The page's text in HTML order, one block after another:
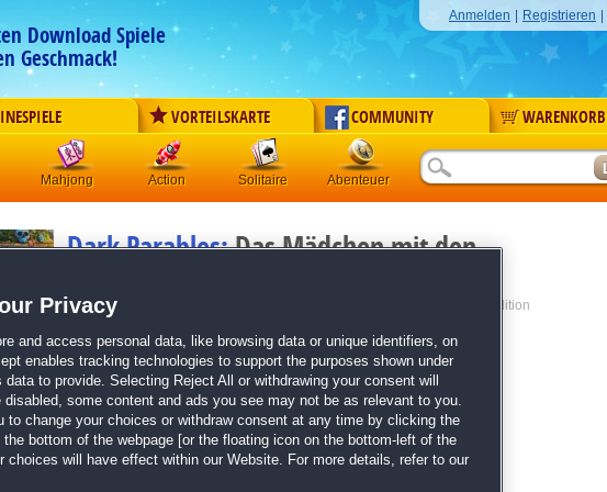
Download Spiele
Geschmack!
Anmelden Registrieren
VORTEILSKARTE COMMUNITY WARENKORB
Mahjong Action Solitaire Abenteuer
Dark Parables:Das Mädchen mit den
Originaltitel:
Dark Parables: The Match Girl's Lost Paradise Collector's Edition
von7 Mitgliedern
Wimmelbild | Größe: 865.2 MB
Die feurige Version einer klassischen Geschichte
Wunderschöne Grafik
Privacy
and access personal data, like browsing data or unique identifiers, on
enables tracking technologies to support the purposes shown under
to provide. Selecting Reject All or withdrawing your consent will
some content and ads you see may not be as relevant to you.
to change your choices or withdraw consent at any time by clicking the
the bottom of the webpage [or the floating icon on the bottom-left of the
choices will have effect within our Website. For more details, refer to our